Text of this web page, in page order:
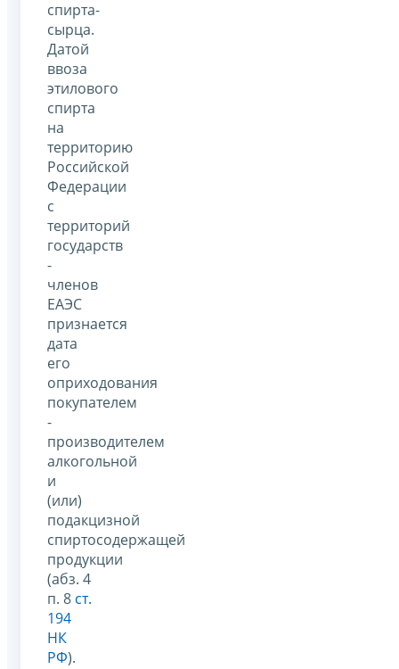
спирта-
сырца.
Датой
ввоза
этилового
спирта
на
территорию
Российской
Федерации
с
территорий
государств
-
членов
ЕАЭС
признается
дата
его
оприходования
покупателем
-
производителем
алкогольной
и
(или)
подакцизной
спиртосодержащей
продукции
(абз. 4
п. 8 ст.
194
НК
РФ).